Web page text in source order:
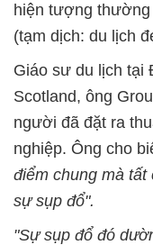
hiện tượng
(tạm dịch: du lịch
Giáo sư du lịch tại
Scotland, ông
người đã đặt ra
nghiệp. Ông cho
điểm chung mà tất
sự sụp đổ".
"Sự sụp đổ đó